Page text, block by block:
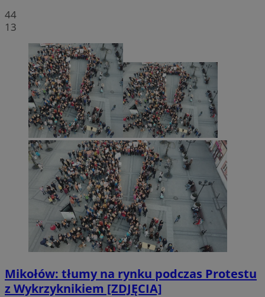
44
13
Mikołów: tłumy na rynku podczas Protestu
z Wykrzyknikiem [ZDJĘCIA]